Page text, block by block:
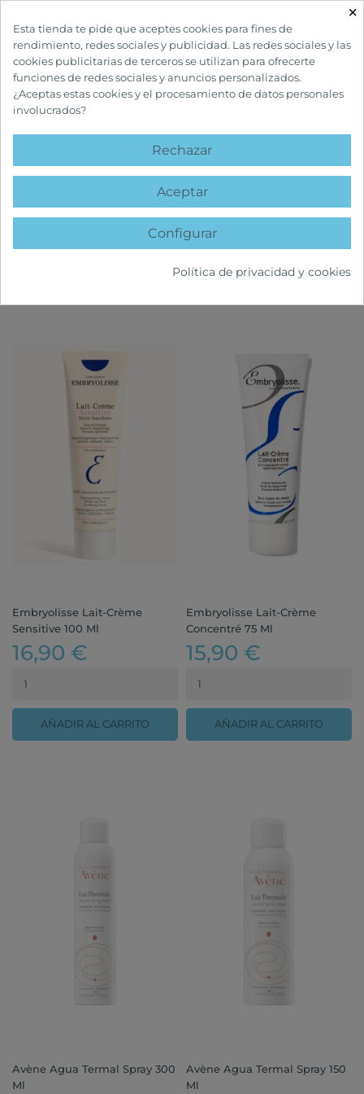
INICIO CUIDADOS FACIALES
HIDRATANTES FACIALES
FILTRAR
Embryolisse Lait-Crème
Sensitive 100 Ml
16,90 €
AÑADIR AL CARRITO
Embryolisse Lait-Crème
Concentré 75 Ml
15,90 €
AÑADIR AL CARRITO
Avène Agua Termal Spray 300
Ml
Avène Agua Termal Spray 150
Ml
×
Esta tienda te pide que aceptes cookies para fines de
rendimiento, redes sociales y publicidad. Las redes sociales y las
cookies publicitarias de terceros se utilizan para ofrecerte
funciones de redes sociales y anuncios personalizados.
¿Aceptas estas cookies y el procesamiento de datos personales
involucrados?
Rechazar
Aceptar
Configurar
Política de privacidad y cookies